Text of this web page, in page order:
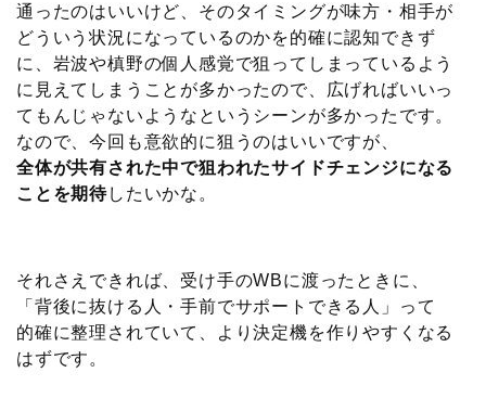
通ったのはいいけど、そのタイミングが味方・相手が
どういう状況になっているのかを的確に認知できず
に、岩波や槙野の個人感覚で狙ってしまっているよう
に見えてしまうことが多かったので、広げればいいっ
てもんじゃないようなというシーンが多かったです。
なので、今回も意欲的に狙うのはいいですが、
全体が共有された中で狙われたサイドチェンジになる
ことを期待したいかな。
それさえできれば、受け手のWBに渡ったときに、
「背後に抜ける人・手前でサポートできる人」って
的確に整理されていて、より決定機を作りやすくなる
はずです。